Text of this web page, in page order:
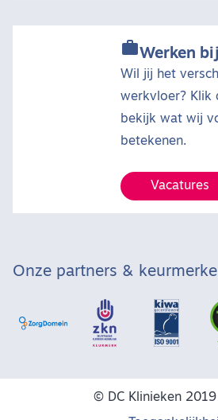
Werken bij
Wil jij het
werkvloer? Klik
bekijk wat wij
betekenen.
Vacatures
Onze partners &
© DC Klinieken